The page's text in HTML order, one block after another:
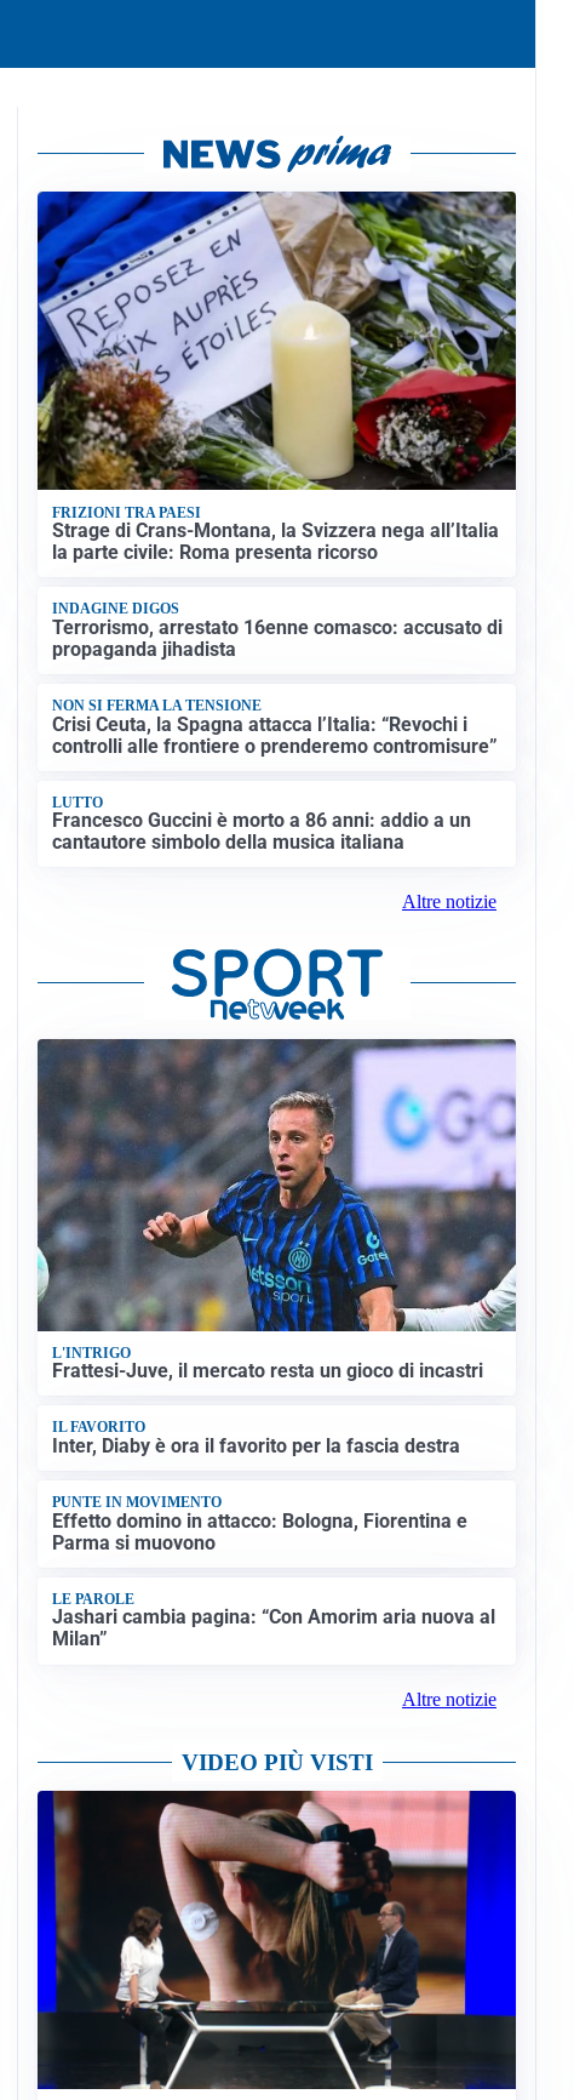
Oplus_131072
FRIZIONI TRA PAESI
Strage di Crans-Montana, la Svizzera nega all’Italia
la parte civile: Roma presenta ricorso
INDAGINE DIGOS
Terrorismo, arrestato 16enne comasco: accusato di
propaganda jihadista
NON SI FERMA LA TENSIONE
Crisi Ceuta, la Spagna attacca l’Italia: “Revochi i
controlli alle frontiere o prenderemo contromisure”
LUTTO
Francesco Guccini è morto a 86 anni: addio a un
cantautore simbolo della musica italiana
Altre notizie
L'INTRIGO
Frattesi-Juve, il mercato resta un gioco di incastri
IL FAVORITO
Inter, Diaby è ora il favorito per la fascia destra
PUNTE IN MOVIMENTO
Effetto domino in attacco: Bologna, Fiorentina e
Parma si muovono
LE PAROLE
Jashari cambia pagina: “Con Amorim aria nuova al
Milan”
Altre notizie
VIDEO PIÙ VISTI